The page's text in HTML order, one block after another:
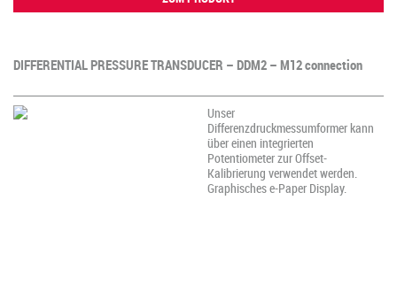
DIFFERENTIAL PRESSURE TRANSDUCER – DDM2 – M12 connection
Unser
Differenzdruckmessumformer kann
über einen integrierten
Potentiometer zur Offset-
Kalibrierung verwendet werden.
Graphisches e-Paper Display.